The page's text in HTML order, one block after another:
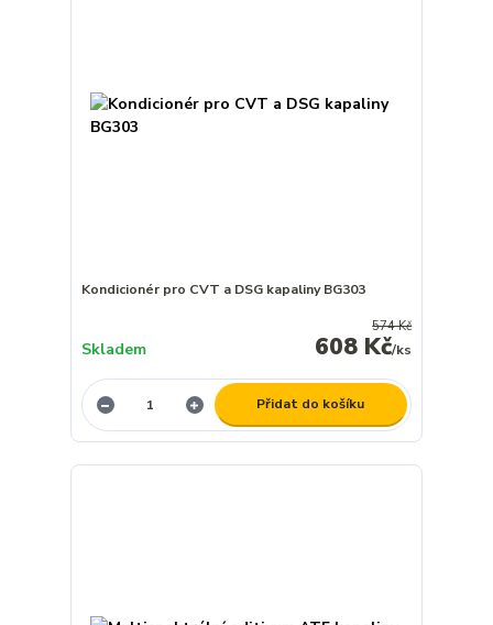
Kondicionér pro CVT a DSG kapaliny BG303
574 Kč
608 Kč/ks
Skladem
Přidat do košíku